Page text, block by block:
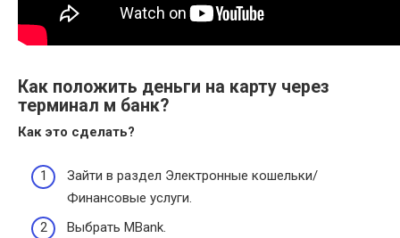
Как положить деньги на карту через
терминал м банк?
Как это сделать?
Зайти в раздел Электронные кошельки/
Финансовые услуги.
Выбрать MBank.